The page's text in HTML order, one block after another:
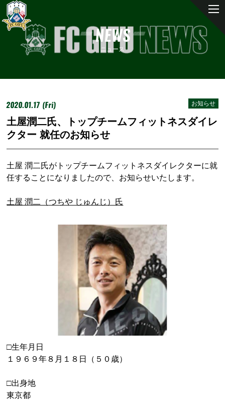
NEWS
ニュース
2020.01.17 (Fri) お知らせ
土屋潤二氏、トップチームフィットネスダイレ
クター 就任のお知らせ
土屋 潤二氏がトップチームフィットネスダイレクターに就
任することになりましたので、お知らせいたします。
土屋 潤二（つちや じゅんじ）氏
□生年月日
１９６９年８月１８日（５０歳）
□出身地
東京都